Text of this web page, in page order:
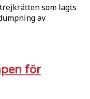
som lagts
av
för